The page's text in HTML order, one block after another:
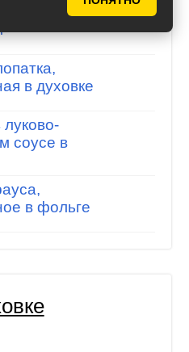
с
в духовке
соусе в
в фольге